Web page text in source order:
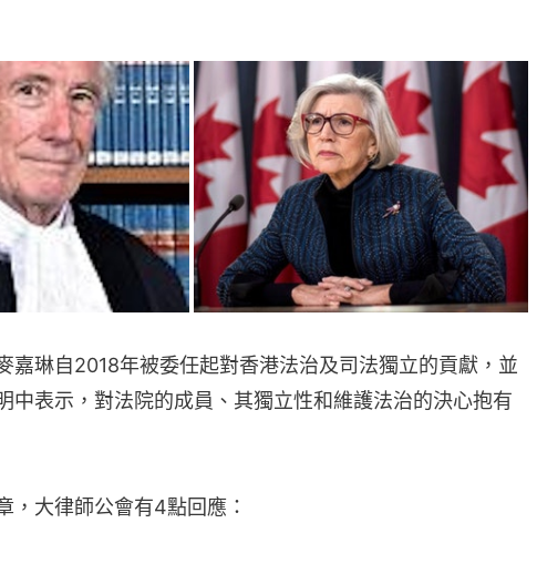
嘉琳自2018年被委任起對香港法治及司法獨立的貢獻，並
中表示，對法院的成員、其獨立性和維護法治的決心抱有
，大律師公會有4點回應：